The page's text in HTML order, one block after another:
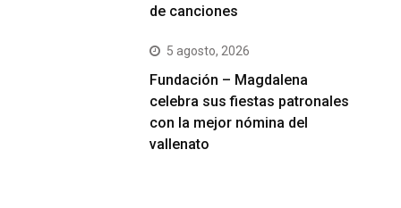
de canciones
5 agosto, 2026
Fundación – Magdalena
celebra sus fiestas patronales
con la mejor nómina del
vallenato